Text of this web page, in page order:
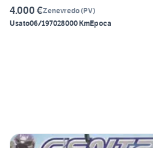
4.000 €Zenevredo(PV)
Usato06/197028000 KmEpoca